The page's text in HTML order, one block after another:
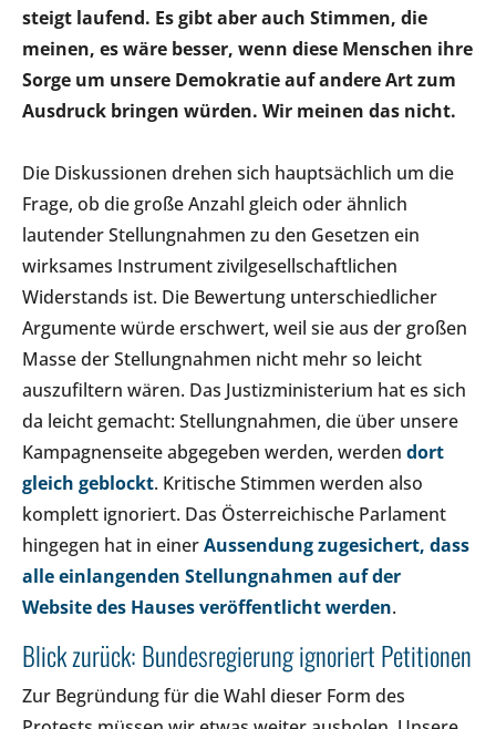
steigt laufend. Es gibt aber auch Stimmen, die
meinen, es wäre besser, wenn diese Menschen ihre
Sorge um unsere Demokratie auf andere Art zum
Ausdruck bringen würden. Wir meinen das nicht.
Die Diskussionen drehen sich hauptsächlich um die
Frage, ob die große Anzahl gleich oder ähnlich
lautender Stellungnahmen zu den Gesetzen ein
wirksames Instrument zivilgesellschaftlichen
Widerstands ist. Die Bewertung unterschiedlicher
Argumente würde erschwert, weil sie aus der großen
Masse der Stellungnahmen nicht mehr so leicht
auszufiltern wären. Das Justizministerium hat es sich
da leicht gemacht: Stellungnahmen, die über unsere
Kampagnenseite abgegeben werden, werden dort
gleich geblockt. Kritische Stimmen werden also
komplett ignoriert. Das Österreichische Parlament
hingegen hat in einerAussendung zugesichert, dass
alle einlangenden Stellungnahmen auf der
Website des Hauses veröffentlicht werden.
Blick zurück: Bundesregierung ignoriert Petitionen
Zur Begründung für die Wahl dieser Form des